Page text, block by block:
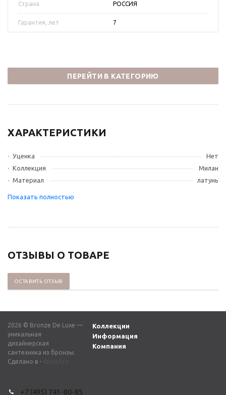
Страна РОССИЯ
Гарантия, лет 7
ПЕРЕЙТИ В КАТЕГОРИЮ
ХАРАКТЕРИСТИКИ
Уценка
Нет
Коллекция
Милан
Материал
латунь
ОТЗЫВЫ О ТОВАРЕ
ОСТАВИТЬ ОТЗЫВ
2026 © Bronze De Luxe —
уникальная
дизайнерская
сантехника из бронзы.
Сделано в -
Коллекции
Информация
Компания
+7 (495) 741-80-85